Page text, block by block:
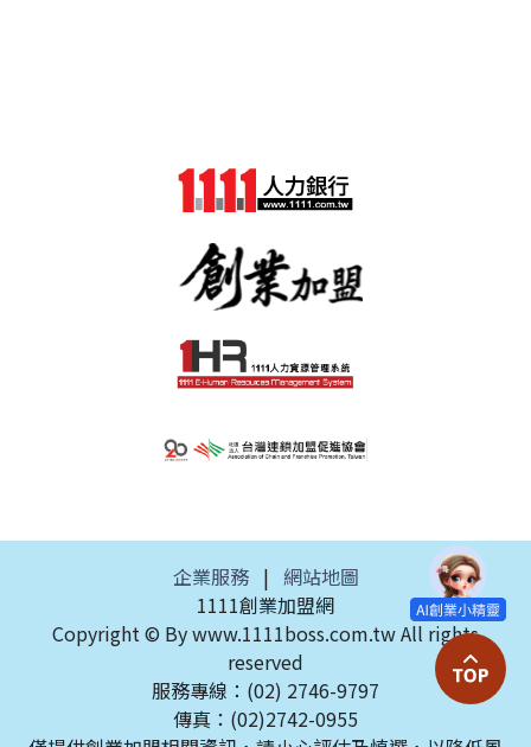
企業服務 | 網站地圖
1111創業加盟網
Copyright © By www.1111boss.com.tw All rights
reserved
服務專線：(02) 2746-9797
傳真：(02)2742-0955